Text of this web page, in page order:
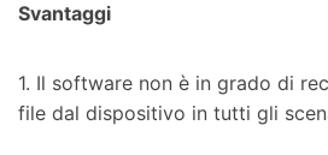
Svantaggi
1. Il software non è in grado di
file dal dispositivo in tutti gli